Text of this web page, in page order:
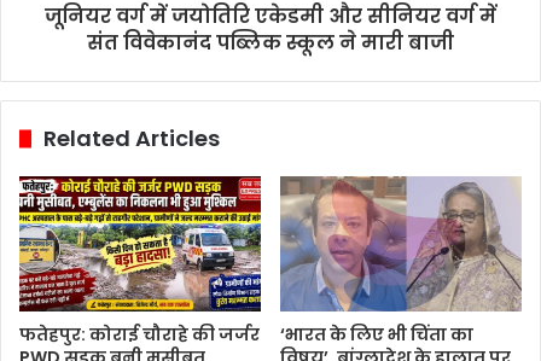
जूनियर वर्ग में जयोतिरि एकेडमी और सीनियर वर्ग में
संत विवेकानंद पब्लिक स्कूल ने मारी बाजी
Related Articles
फतेहपुर: कोराई चौराहे की जर्जर
‘भारत के लिए भी चिंता का